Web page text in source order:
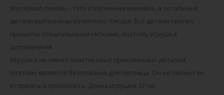
Материал основы - туго сплетенная веревка, а остальные
детали выполнены из мягкого плюша. Все детали крепко
пришиты специальными нитками, поэтому игрушка
долговечная.
Игрушка не имеет пластиковых приклеенных деталей,
поэтому является безопасной для питомца. Он не сможет их
оторвать и проглотить. Длина игрушки 32 см.